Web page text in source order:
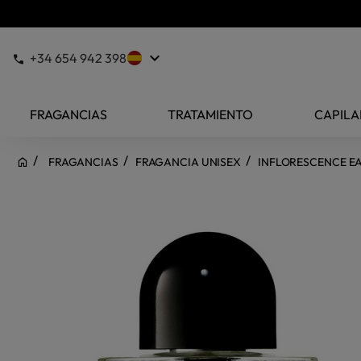
+34 654 942 398 keyboard_arrow_down
FRAGANCIAS TRATAMIENTO
FRAGANCIAS FRAGANCIA UNISEX INFLORESCENCE